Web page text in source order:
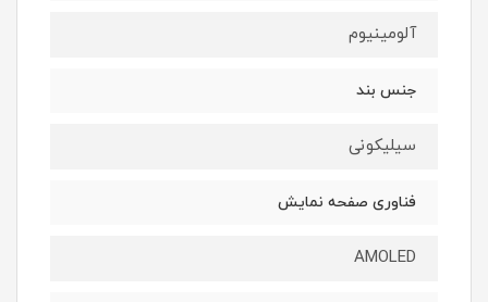
آلومینیوم
جنس بند
سیلیکونی
فناوری صفحه نمایش
AMOLED